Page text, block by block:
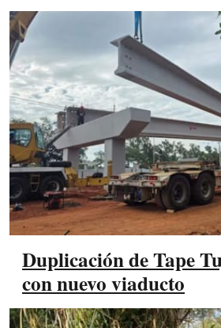
Duplicación de Tape
con nuevo viaducto